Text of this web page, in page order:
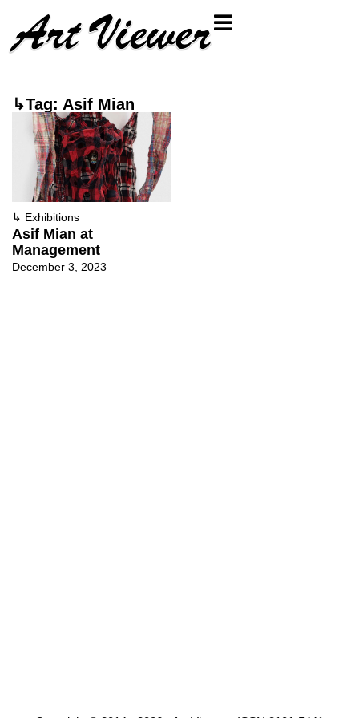
↳Tag: Asif Mian
↳ Exhibitions
Asif Mian at
Management
December 3, 2023